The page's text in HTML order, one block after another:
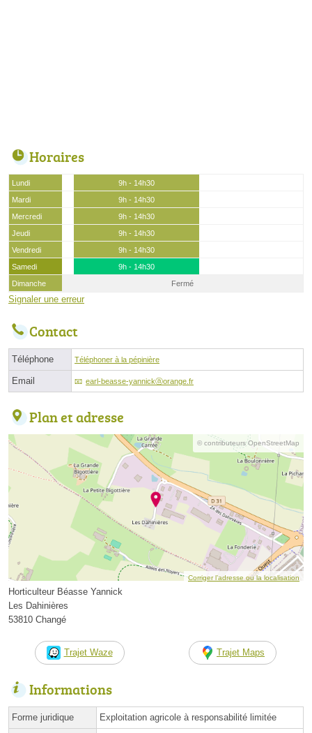
Horaires
Lundi
9h - 14h30
Mardi
9h - 14h30
Mercredi
9h - 14h30
Jeudi
9h - 14h30
Vendredi
9h - 14h30
Samedi
9h - 14h30
Dimanche
Fermé
Signaler une erreur
Contact
Téléphone Téléphoner à la pépinière
Email earl-beasse-yannickⓐorange.fr
Plan et adresse
© contributeurs OpenStreetMap
Corriger l’adresse ou la localisation
Horticulteur Béasse Yannick
Les Dahinières
53810 Changé
Trajet Waze Trajet Maps
Informations
Forme juridique Exploitation agricole à responsabilité limitée